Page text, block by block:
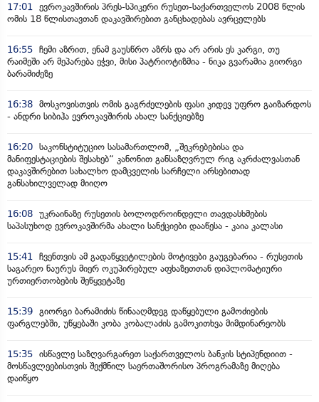
17:01
ევროკავშირის პრეს-სპიკერი რუსეთ-საქართველოს 2008 წლის
ომის 18 წლისთავთან დაკავშირებით განცხადებას ავრცელებს
16:55 ჩემი აზრით, ენამ გაუსწრო აზრს და არ არის ეს კარგი, თუ
რაიმეში არ მეპარება ეჭვი, მისი პატრიოტიზმია - ნიკა გვარამია გიორგი
ბარამიძეზე
16:38 მოსკოვისთვის ომის გაგრძელების ფასი კიდევ უფრო გაიზარდოს
- ანდრი სიბიჰა ევროკავშირის ახალ სანქციებზე
16:20 საკონსტიტუციო სასამართლომ, „შეკრებებისა და
მანიფესტაციების შესახებ“ კანონით განსაზღვრულ რიგ აკრძალვასთან
დაკავშირებით სახალხო დამცველის სარჩელი არსებითად
განსახილველად მიიღო
16:08 უკრაინაზე რუსეთის ბოლოდროინდელი თავდასხმების
საპასუხოდ ევროკავშირმა ახალი სანქციები დააწესა - კაია კალასი
15:41
ჩვენთვის ამ გადაწყვეტილების მოტივები გაუგებარია - რუსეთის
საგარეო ნაურუს მიერ ოკუპირებულ აფხაზეთთან დიპლომატიური
ურთიერთობების შეწყვეტაზე
15:39 გიორგი ბარამიძის წინააღმდეგ დაწყებული გამოძიების
ფარგლებში, უწყებაში კობა კობალაძის გამოკითხვა მიმდინარეობს
15:35 ისწავლე საზღვარგარეთ საქართველოს ბანკის სტიპენდიით -
მოსწავლეებისთვის შექმნილ საერთაშორისო პროგრამაზე მიღება
დაიწყო